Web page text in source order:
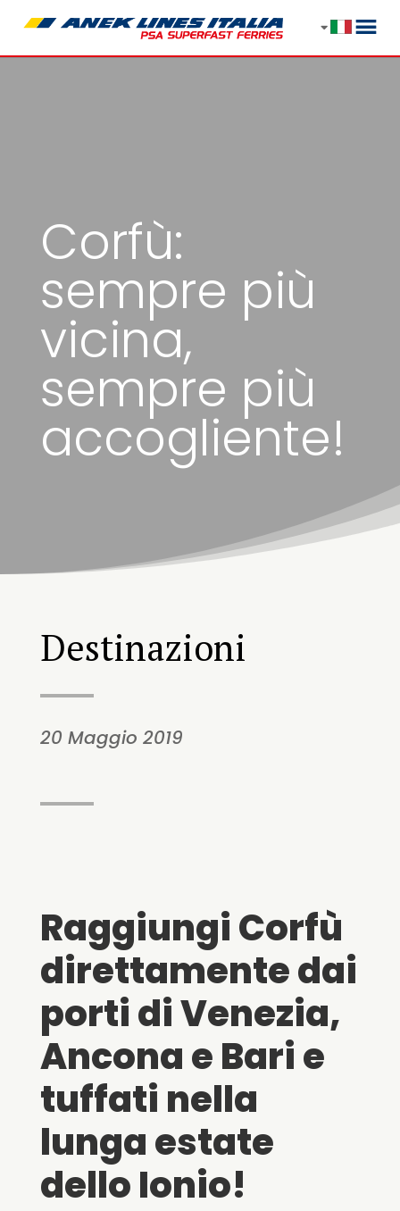
Corfù:
sempre più
vicina,
sempre più
accogliente!
Destinazioni
20 Maggio 2019
Raggiungi Corfù
direttamente dai
porti di Venezia,
Ancona e Bari e
tuffati nella
lunga estate
dello Ionio!